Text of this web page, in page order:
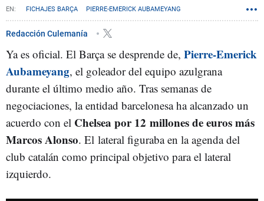
FICHAJES BARÇA PIERRE-EMERICK AUBAMEYANG
MARCOS ALONSO
Redacción Culemanía
Ya es oficial. El Barça se desprende de, Pierre-Emerick
Aubameyang, el goleador del equipo azulgrana
durante el último medio año. Tras semanas de
negociaciones, la entidad barcelonesa ha alcanzado un
acuerdo con el Chelsea por 12 millones de euros más
Marcos Alonso. El lateral figuraba en la agenda del
club catalán como principal objetivo para el lateral
izquierdo.